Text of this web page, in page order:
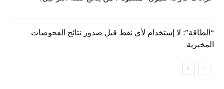
“الطاقة”: لا إستخدام لأي نفط قبل صدور نتائج الفحوصات
المخبرية